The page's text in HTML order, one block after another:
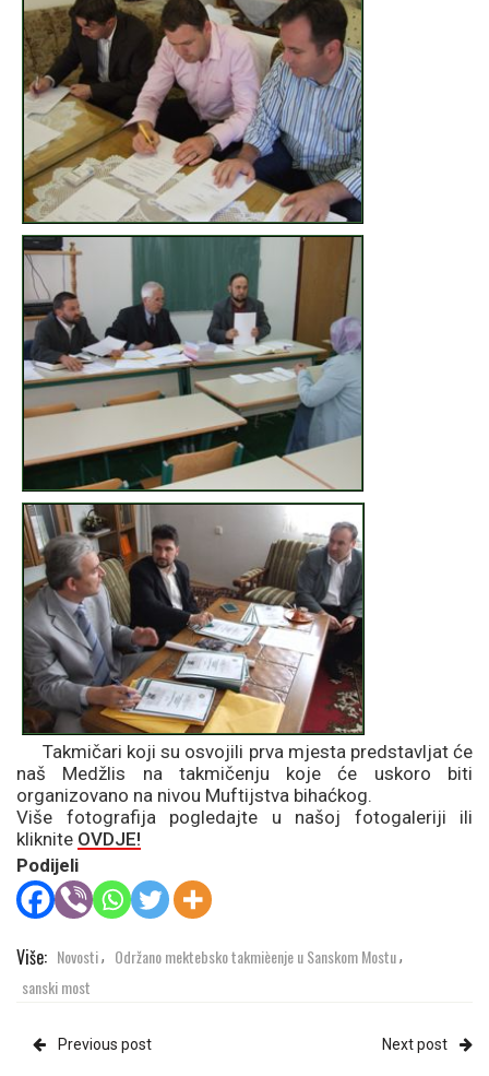
Takmičari koji su osvojili prva mjesta predstavljat će
naš Medžlis na takmičenju koje će uskoro biti
organizovano na nivou Muftijstva bihaćkog.
Više fotografija pogledajte u našoj fotogaleriji ili
kliknite OVDJE!
Podijeli
Više: Novosti, Održano mektebsko takmièenje u Sanskom Mostu,
sanski most
Previous post Next post